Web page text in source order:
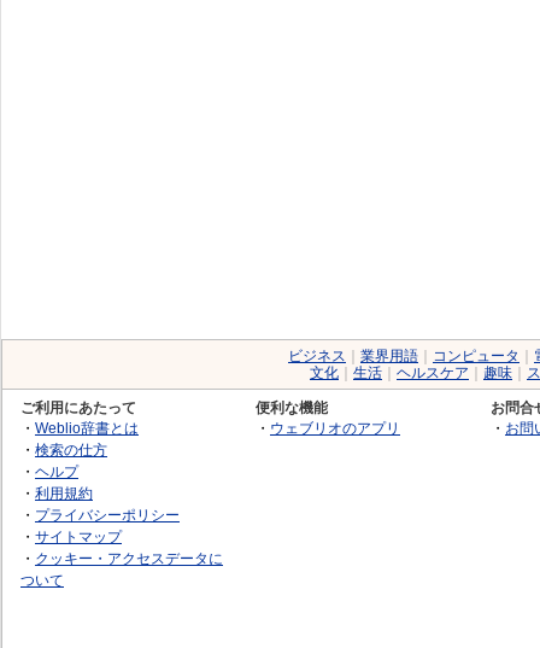
ビジネス 業界用語 コンピュータ
文化
生活 ヘルスケア 趣味
ご利用にあたって
・ Weblio辞書とは
・ 検索の仕方
・ ヘルプ
・ 利用規約
・ プライバシーポリシー
・ サイトマップ
・ クッキー・アクセスデータに
ついて
便利な機能
・ ウェブリオのアプリ
お問合
・ お問